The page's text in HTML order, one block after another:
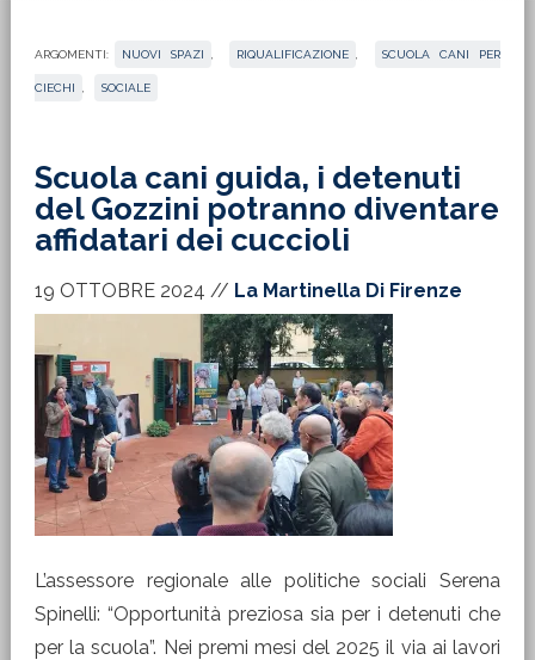
ARGOMENTI: NUOVI SPAZI RIQUALIFICAZIONE SCUOLA CANI PER
CIECHI SOCIALE
Scuola cani guida, i detenuti
del Gozzini potranno diventare
affidatari dei cuccioli
19 OTTOBRE 2024 // La Martinella Di Firenze
L’assessore regionale alle politiche sociali Serena
Spinelli: “Opportunità preziosa sia per i detenuti che
per la scuola”. Nei premi mesi del 2025 il via ai lavori